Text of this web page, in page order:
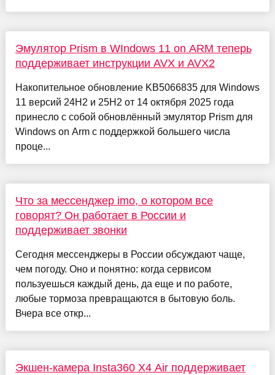
Эмулятор Prism в WIndows 11 on ARM теперь
поддерживает инструкции AVX и AVX2
Накопительное обновление KB5066835 для Windows
11 версий 24H2 и 25H2 от 14 октября 2025 года
принесло с собой обновлённый эмулятор Prism для
Windows on Arm с поддержкой большего числа
проце...
Что за мессенджер imo, о котором все
говорят? Он работает в России и
поддерживает звонки
Сегодня мессенджеры в России обсуждают чаще,
чем погоду. Оно и понятно: когда сервисом
пользуешься каждый день, да еще и по работе,
любые тормоза превращаются в бытовую боль.
Вчера все откр...
Экшен-камера Insta360 X4 Air поддерживает